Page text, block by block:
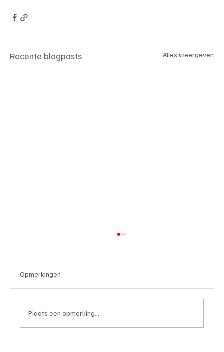
Recente blogposts Alles weergeven
Opmerkingen
Plaats een opmerking...